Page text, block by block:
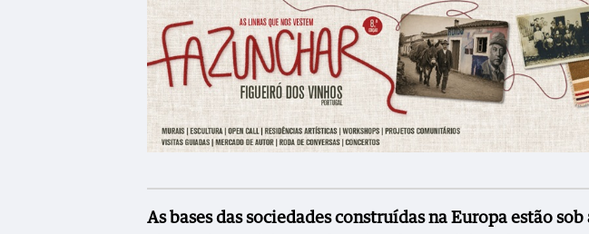
As bases das sociedades construídas na Europa estão sob